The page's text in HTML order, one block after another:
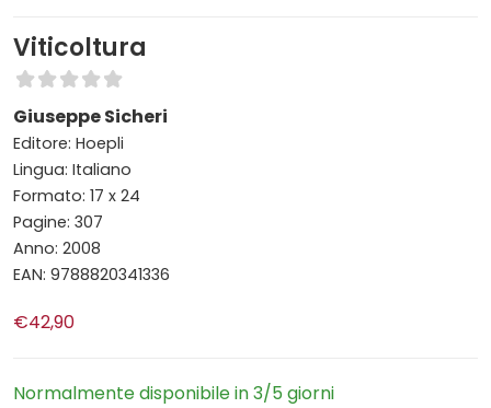
Viticoltura
Giuseppe Sicheri
Editore: Hoepli
Lingua: Italiano
Formato: 17 x 24
Pagine: 307
Anno: 2008
EAN: 9788820341336
€42,90
Normalmente disponibile in 3/5 giorni